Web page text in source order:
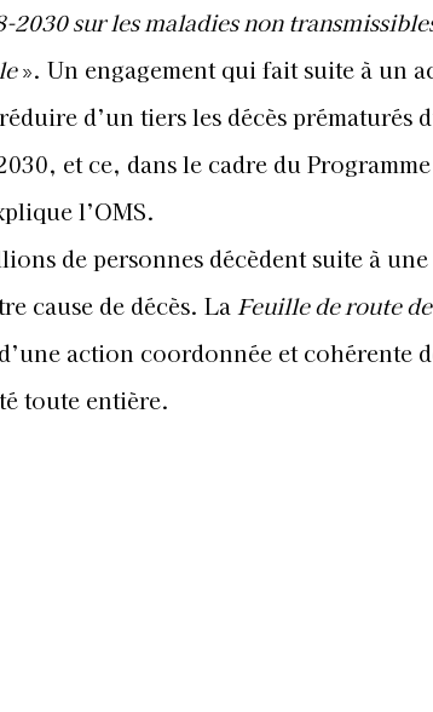
2030 sur les maladies non
». Un engagement qui fait suite à un
d’un tiers les décès prématurés
et ce, dans le cadre du
l’OMS.
de personnes décèdent suite à
cause de décès. La Feuille de route
action coordonnée et cohérente
toute entière.